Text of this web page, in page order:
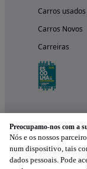
Carros
Carros Novos
Carreiras
Preocupamo-nos com a
Nós e os nossos
num dispositivo, tais
dados pessoais. Pode